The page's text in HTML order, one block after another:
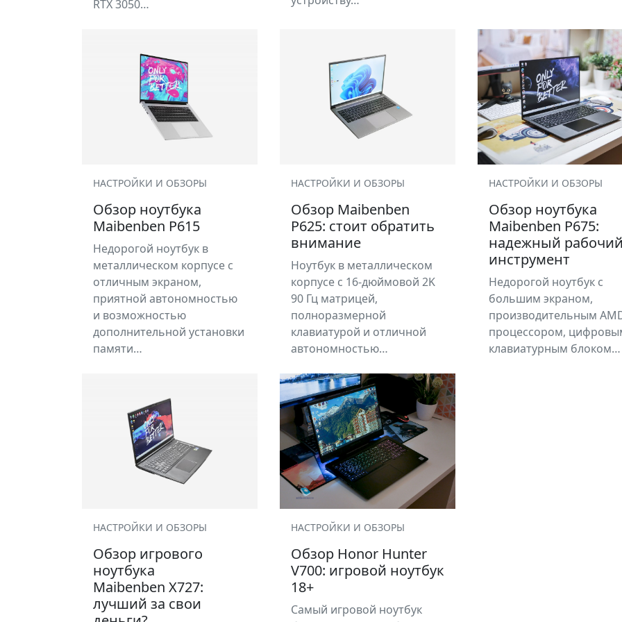
RTX 3050…
НАСТРОЙКИ И ОБЗОРЫ
Обзор ноутбука
Maibenben P615
Недорогой ноутбук в
металлическом корпусе с
отличным экраном,
приятной автономностью
и возможностью
дополнительной установки
памяти…
НАСТРОЙКИ И ОБЗОРЫ
Обзор Maibenben
P625: стоит обратить
внимание
Ноутбук в металлическом
корпусе с 16-дюймовой 2K
90 Гц матрицей,
полноразмерной
клавиатурой и отличной
автономностью…
НАСТРОЙКИ И ОБЗОРЫ
Обзор ноутбука
Maibenben P675:
надежный
инструмент
Недорогой ноутбук с
большим экраном,
производительным
процессором,
клавиатурным блоком…
НАСТРОЙКИ И ОБЗОРЫ
Обзор игрового
ноутбука
Maibenben X727:
лучший за свои
НАСТРОЙКИ И ОБЗОРЫ
Обзор Honor Hunter
V700: игровой ноутбук
18+
Самый игровой ноутбук